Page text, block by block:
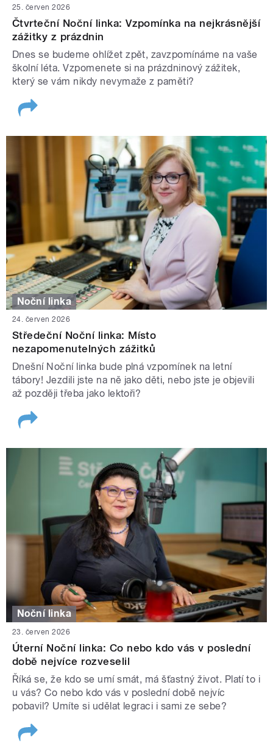
25. červen 2026
Čtvrteční Noční linka: Vzpomínka na nejkrásnější
zážitky z prázdnin
Dnes se budeme ohlížet zpět, zavzpomínáme na vaše
školní léta. Vzpomenete si na prázdninový zážitek,
který se vám nikdy nevymaže z paměti?
Noční linka
24. červen 2026
Středeční Noční linka: Místo
nezapomenutelných zážitků
Dnešní Noční linka bude plná vzpomínek na letní
tábory! Jezdili jste na ně jako děti, nebo jste je objevili
až později třeba jako lektoři?
Noční linka
23. červen 2026
Úterní Noční linka: Co nebo kdo vás v poslední
době nejvíce rozveselil
Říká se, že kdo se umí smát, má šťastný život. Platí to i
u vás? Co nebo kdo vás v poslední době nejvíc
pobavil? Umíte si udělat legraci i sami ze sebe?